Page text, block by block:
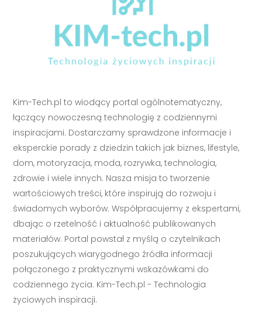
Kim-Tech.pl to wiodący portal ogólnotematyczny,
łączący nowoczesną technologię z codziennymi
inspiracjami. Dostarczamy sprawdzone informacje i
eksperckie porady z dziedzin takich jak biznes, lifestyle,
dom, motoryzacja, moda, rozrywka, technologia,
zdrowie i wiele innych. Nasza misja to tworzenie
wartościowych treści, które inspirują do rozwoju i
świadomych wyborów. Współpracujemy z ekspertami,
dbając o rzetelność i aktualność publikowanych
materiałów. Portal powstał z myślą o czytelnikach
poszukujących wiarygodnego źródła informacji
połączonego z praktycznymi wskazówkami do
codziennego życia. Kim-Tech.pl - Technologia
życiowych inspiracji.